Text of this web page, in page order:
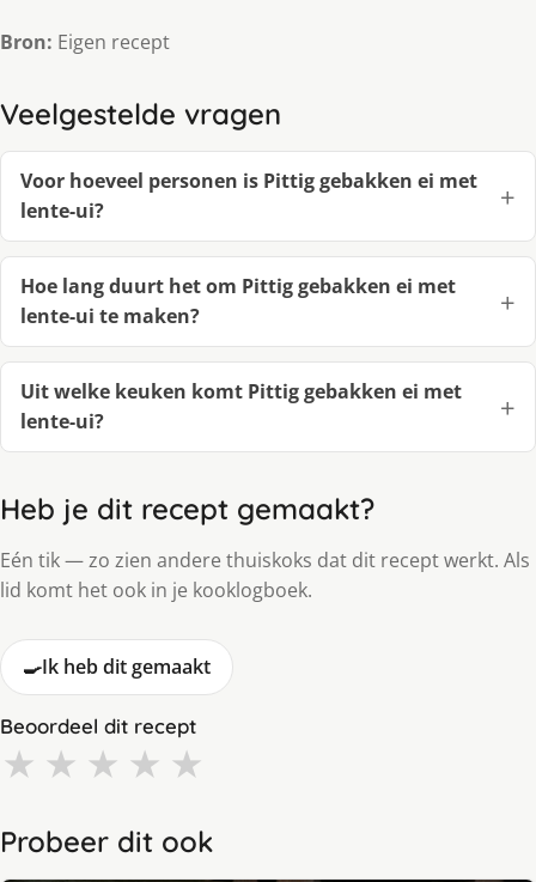
Bron: Eigen recept
Veelgestelde vragen
Voor hoeveel personen is Pittig gebakken ei met
lente-ui?
Hoe lang duurt het om Pittig gebakken ei met
lente-ui te maken?
Uit welke keuken komt Pittig gebakken ei met
lente-ui?
Heb je dit recept gemaakt?
Eén tik — zo zien andere thuiskoks dat dit recept werkt. Als
lid komt het ook in je kooklogboek.
🍳Ik heb dit gemaakt
Beoordeel dit recept
★ ★ ★ ★ ★
Probeer dit ook